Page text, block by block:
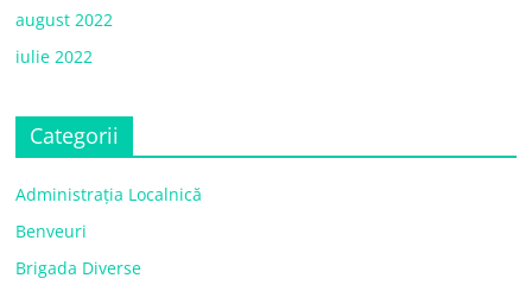
august 2022
iulie 2022
Categorii
Administrația Localnică
Benveuri
Brigada Diverse